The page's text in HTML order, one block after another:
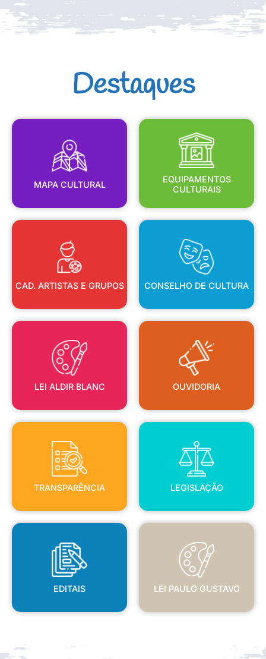
Destaques
MAPA CULTURAL
MAPA CULTURAL
EQUIPAMENTOS
CULTURAIS
EQUIPAMENTOS
CULTURAIS
CAD. ARTISTAS E GRUPOS
CAD. ARTISTAS E GRUPOS
CONSELHO DE CULTURA
CONSELHO DE CULTURA
LEI ALDIR BLANC
LEI ALDIR BLANC
OUVIDORIA
OUVIDORIA
TRANSPARÊNCIA
TRANSPARÊNCIA
LEGISLAÇÃO
LEGISLAÇÃO
EDITAIS
EDITAIS
LEI PAULO GUSTAVO
LEI PAULO GUSTAVO